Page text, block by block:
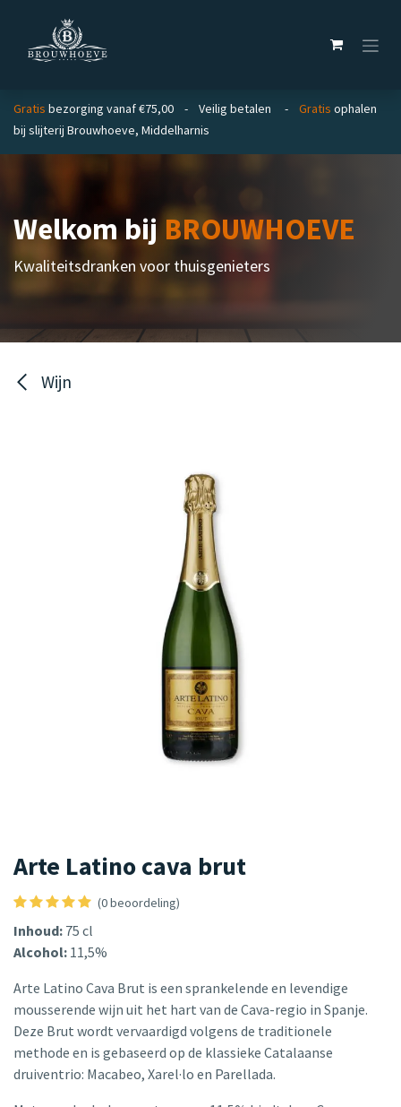
Gratis bezorging vanaf €75,00 - Veilig betalen - Gratis ophalen
bij slijterij Brouwhoeve, Middelharnis
Welkom bijBROUWHOEVE
Kwaliteitsdranken voor thuisgenieters
Wijn
Arte Latino cava brut
(0 beoordeling)
Inhoud: 75 cl
Alcohol: 11,5%
Arte Latino Cava Brut is een sprankelende en levendige
mousserende wijn uit het hart van de Cava-regio in Spanje.
Deze Brut wordt vervaardigd volgens de traditionele
methode en is gebaseerd op de klassieke Catalaanse
druiventrio: Macabeo, Xarel·lo en Parellada.